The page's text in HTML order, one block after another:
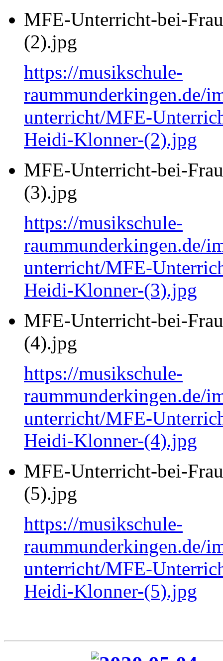
MFE-Unterricht-bei-
(2).jpg
https://musikschule-
raummunderkingen.de/
unterricht/MFE-
Heidi-Klonner-(2).jpg
MFE-Unterricht-bei-
(3).jpg
https://musikschule-
raummunderkingen.de/
unterricht/MFE-
Heidi-Klonner-(3).jpg
MFE-Unterricht-bei-
(4).jpg
https://musikschule-
raummunderkingen.de/
unterricht/MFE-
Heidi-Klonner-(4).jpg
MFE-Unterricht-bei-
(5).jpg
https://musikschule-
raummunderkingen.de/
unterricht/MFE-
Heidi-Klonner-(5).jpg